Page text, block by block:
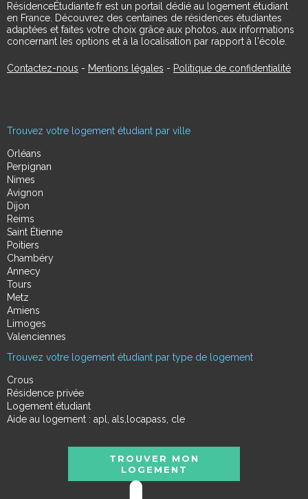
RésidenceÉtudiante.fr est un portail dédié au logement étudiant
en France. Découvrez des centaines de résidences étudiantes
adaptées et faites votre choix grâce aux photos, aux informations
concernant les options et à la localisation par rapport à l'école.
Contactez-nous - Mentions légales - Politique de confidentialité
Trouvez votre logement étudiant par ville
Orléans
Perpignan
Nimes
Avignon
Dijon
Reims
Saint Étienne
Poitiers
Chambéry
Annecy
Tours
Metz
Amiens
Limoges
Valenciennes
Trouvez votre logement étudiant par type de logement
Crous
Résidence privée
Logement étudiant
Aide au logement : apl, als,locapass, cle
TROUVER MON
LOGEMENT